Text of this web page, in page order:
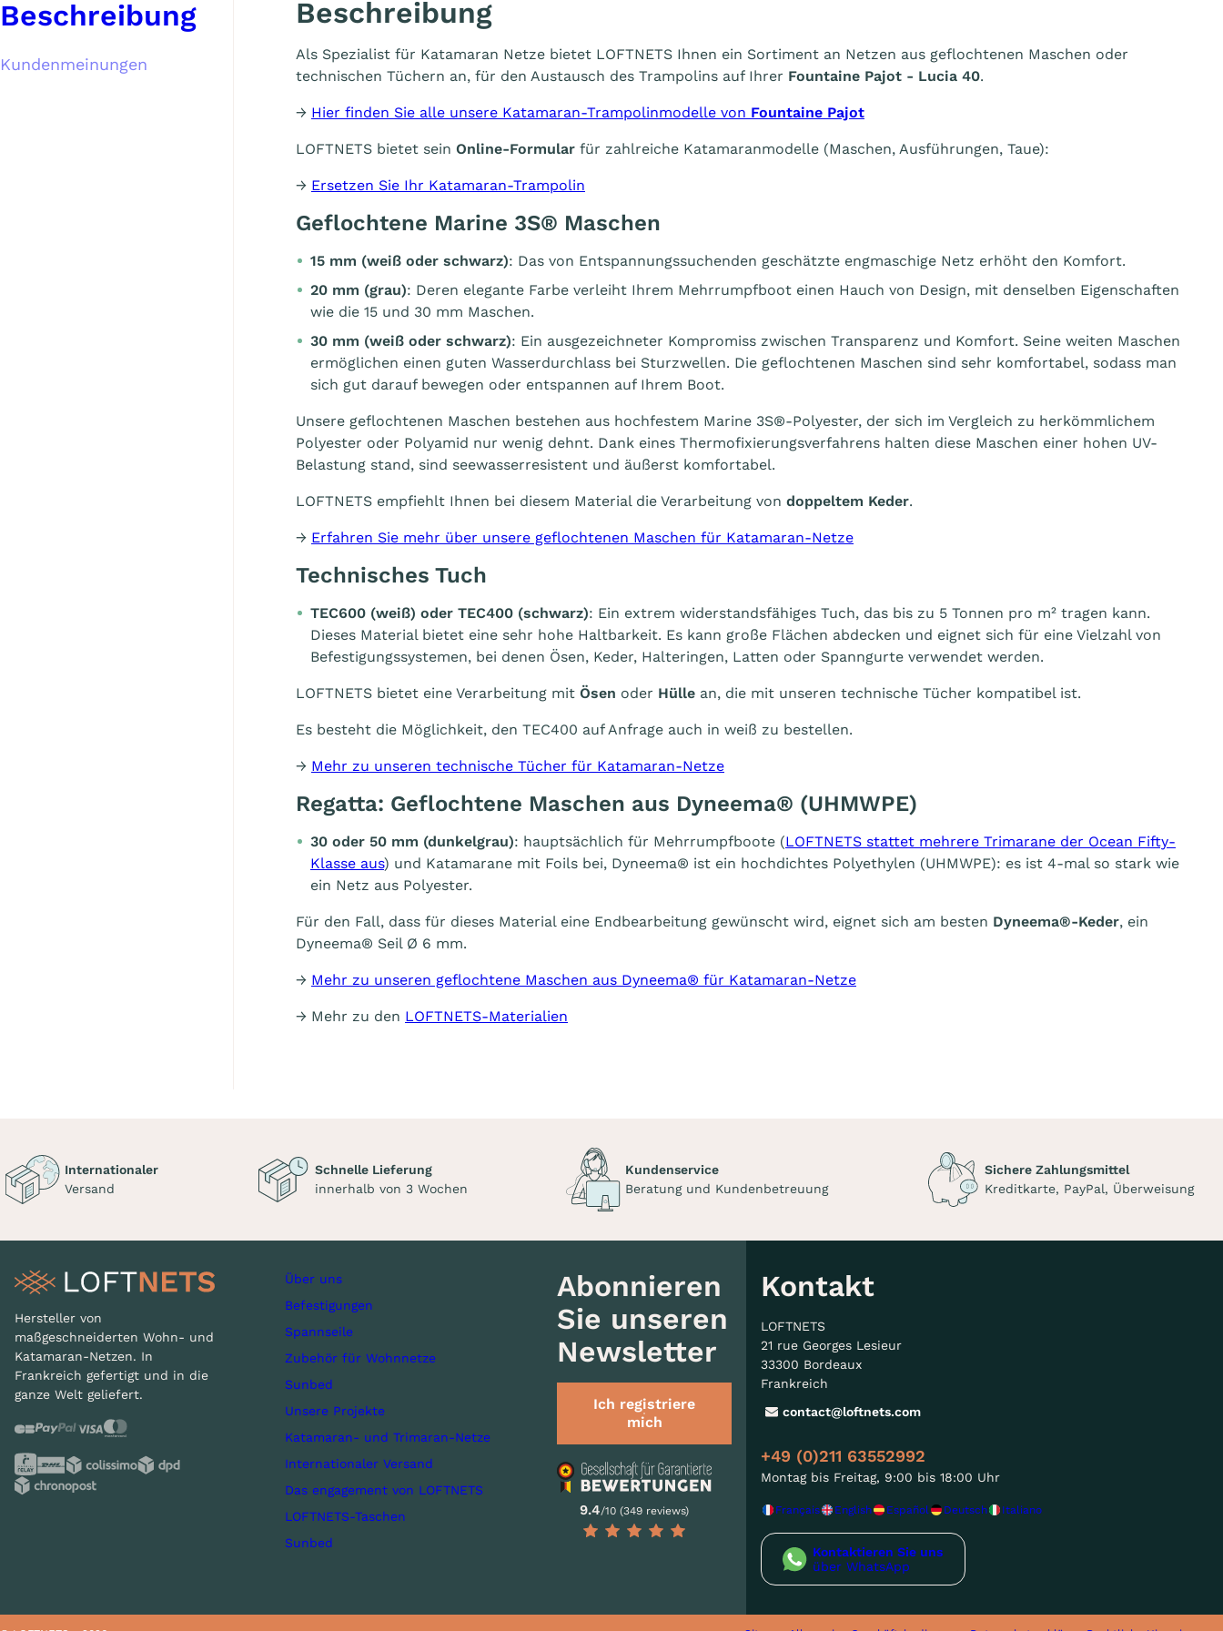
Beschreibung
Kundenmeinungen
Beschreibung
Als Spezialist für Katamaran Netze bietet LOFTNETS Ihnen ein Sortiment an Netzen aus geflochtenen Maschen oder
technischen Tüchern an, für den Austausch des Trampolins auf Ihrer Fountaine Pajot - Lucia 40.
→ Hier finden Sie alle unsere Katamaran-Trampolinmodelle von Fountaine Pajot
LOFTNETS bietet sein Online-Formular für zahlreiche Katamaranmodelle (Maschen, Ausführungen, Taue):
→ Ersetzen Sie Ihr Katamaran-Trampolin
Geflochtene Marine 3S® Maschen
15 mm (weiß oder schwarz): Das von Entspannungssuchenden geschätzte engmaschige Netz erhöht den Komfort.
20 mm (grau): Deren elegante Farbe verleiht Ihrem Mehrrumpfboot einen Hauch von Design, mit denselben Eigenschaften
wie die 15 und 30 mm Maschen.
30 mm (weiß oder schwarz): Ein ausgezeichneter Kompromiss zwischen Transparenz und Komfort. Seine weiten Maschen
ermöglichen einen guten Wasserdurchlass bei Sturzwellen. Die geflochtenen Maschen sind sehr komfortabel, sodass man
sich gut darauf bewegen oder entspannen auf Ihrem Boot.
Unsere geflochtenen Maschen bestehen aus hochfestem Marine 3S®-Polyester, der sich im Vergleich zu herkömmlichem
Polyester oder Polyamid nur wenig dehnt. Dank eines Thermofixierungsverfahrens halten diese Maschen einer hohen UV-
Belastung stand, sind seewasserresistent und äußerst komfortabel.
LOFTNETS empfiehlt Ihnen bei diesem Material die Verarbeitung von doppeltem Keder.
→ Erfahren Sie mehr über unsere geflochtenen Maschen für Katamaran-Netze
Technisches Tuch
TEC600 (weiß) oder TEC400 (schwarz): Ein extrem widerstandsfähiges Tuch, das bis zu 5 Tonnen pro m² tragen kann.
Dieses Material bietet eine sehr hohe Haltbarkeit. Es kann große Flächen abdecken und eignet sich für eine Vielzahl von
Befestigungssystemen, bei denen Ösen, Keder, Halteringen, Latten oder Spanngurte verwendet werden.
LOFTNETS bietet eine Verarbeitung mit Ösen oder Hülle an, die mit unseren technische Tücher kompatibel ist.
Es besteht die Möglichkeit, den TEC400 auf Anfrage auch in weiß zu bestellen.
→ Mehr zu unseren technische Tücher für Katamaran-Netze
Regatta: Geflochtene Maschen aus Dyneema® (UHMWPE)
30 oder 50 mm (dunkelgrau): hauptsächlich für Mehrrumpfboote (LOFTNETS stattet mehrere Trimarane der Ocean Fifty-
Klasse aus) und Katamarane mit Foils bei, Dyneema® ist ein hochdichtes Polyethylen (UHMWPE): es ist 4-mal so stark wie
ein Netz aus Polyester.
Für den Fall, dass für dieses Material eine Endbearbeitung gewünscht wird, eignet sich am besten Dyneema®-Keder, ein
Dyneema® Seil Ø 6 mm.
→ Mehr zu unseren geflochtene Maschen aus Dyneema® für Katamaran-Netze
→ Mehr zu den LOFTNETS-Materialien
Internationaler
Versand
Schnelle Lieferung
innerhalb von 3 Wochen
Kundenservice
Beratung und Kundenbetreuung
Sichere Zahlungsmittel
Kreditkarte, PayPal, Überweisung
Hersteller von
maßgeschneiderten Wohn- und
Katamaran-Netzen. In
Frankreich gefertigt und in die
ganze Welt geliefert.
Über uns
Befestigungen
Spannseile
Zubehör für Wohnnetze
Sunbed
Unsere Projekte
Katamaran- und Trimaran-Netze
Internationaler Versand
Das engagement von LOFTNETS
LOFTNETS-Taschen
Sunbed
Abonnieren
Sie unseren
Newsletter
Ich registriere
mich
9.4/10 (349 reviews)
Kontakt
LOFTNETS
21 rue Georges Lesieur
33300 Bordeaux
Frankreich
contact@loftnets.com
+49 (0)211 63552992
Montag bis Freitag, 9:00 bis 18:00 Uhr
Français English Español Deutsch Italiano
Kontaktieren Sie uns
über WhatsApp